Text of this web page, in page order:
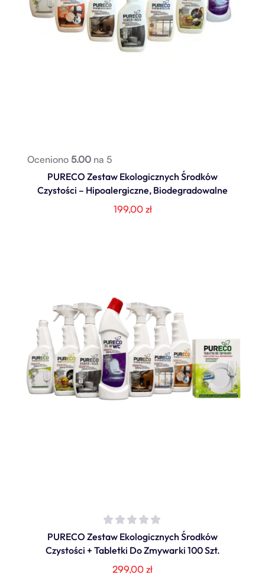
Oceniono 5.00 na 5
PURECO Zestaw Ekologicznych Środków
Czystości – Hipoalergiczne, Biodegradowalne
199,00 zł
PURECO Zestaw Ekologicznych Środków
Czystości + Tabletki Do Zmywarki 100 Szt.
299,00 zł